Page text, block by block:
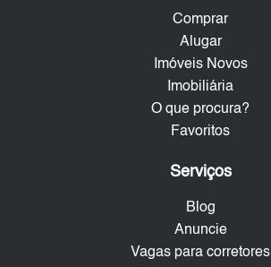
Comprar
Alugar
Imóveis Novos
Imobiliária
O que procura?
Favoritos
Serviços
Blog
Anuncie
Vagas para corretores